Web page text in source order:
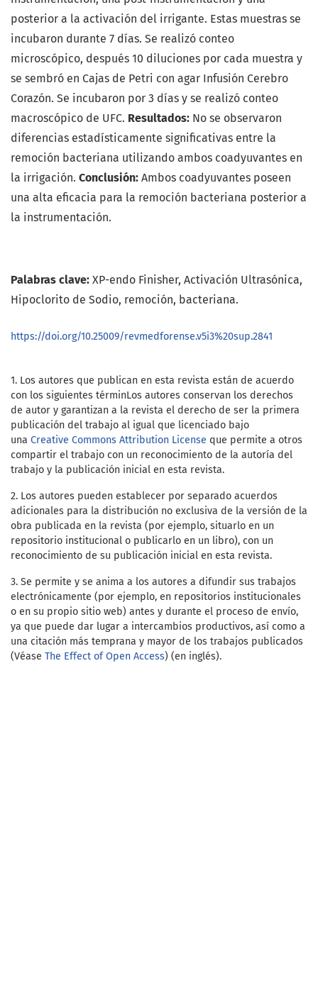
posterior a la activación del irrigante. Estas muestras se
incubaron durante 7 días. Se realizó conteo
microscópico, después 10 diluciones por cada muestra y
se sembró en Cajas de Petri con agar Infusión Cerebro
Corazón. Se incubaron por 3 días y se realizó conteo
macroscópico de UFC. Resultados: No se observaron
diferencias estadísticamente significativas entre la
remoción bacteriana utilizando ambos coadyuvantes en
la irrigación. Conclusión: Ambos coadyuvantes poseen
una alta eficacia para la remoción bacteriana posterior a
la instrumentación.
Palabras clave: XP-endo Finisher, Activación Ultrasónica,
Hipoclorito de Sodio, remoción, bacteriana.
https://doi.org/10.25009/revmedforense.v5i3%20sup.2841
1. Los autores que publican en esta revista están de acuerdo
con los siguientes términLos autores conservan los derechos
de autor y garantizan a la revista el derecho de ser la primera
publicación del trabajo al igual que licenciado bajo
una Creative Commons Attribution License que permite a otros
compartir el trabajo con un reconocimiento de la autoría del
trabajo y la publicación inicial en esta revista.
2. Los autores pueden establecer por separado acuerdos
adicionales para la distribución no exclusiva de la versión de la
obra publicada en la revista (por ejemplo, situarlo en un
repositorio institucional o publicarlo en un libro), con un
reconocimiento de su publicación inicial en esta revista.
3. Se permite y se anima a los autores a difundir sus trabajos
electrónicamente (por ejemplo, en repositorios institucionales
o en su propio sitio web) antes y durante el proceso de envío,
ya que puede dar lugar a intercambios productivos, así como a
una citación más temprana y mayor de los trabajos publicados
(Véase The Effect of Open Access) (en inglés).